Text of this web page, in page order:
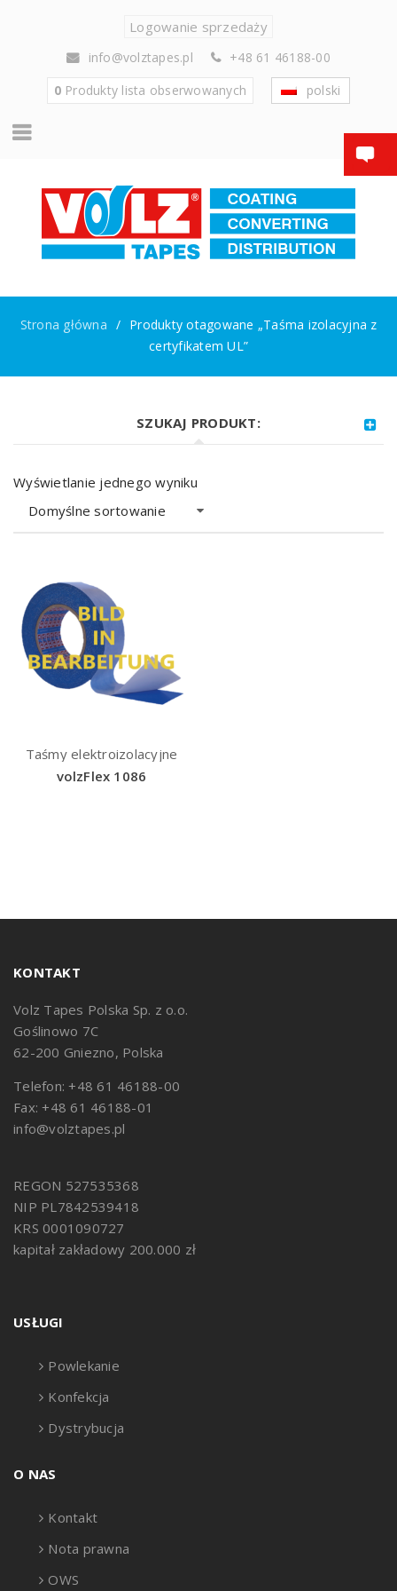
Logowanie sprzedaży
info@volztapes.pl
+48 61 46188-00
0Produkty lista obserwowanych polski
Strona główna / Produkty otagowane „Taśma izolacyjna z
certyfikatem UL”
SZUKAJ PRODUKT:
Wyświetlanie jednego wyniku
Domyślne sortowanie
Taśmy elektroizolacyjne
volzFlex 1086
KONTAKT
Volz Tapes Polska Sp. z o.o.
Goślinowo 7C
62-200 Gniezno, Polska
Telefon: +48 61 46188-00
Fax: +48 61 46188-01
info@volztapes.pl
REGON 527535368
NIP PL7842539418
KRS 0001090727
kapitał zakładowy 200.000 zł
USŁUGI
Powlekanie
Konfekcja
Dystrybucja
O NAS
Kontakt
Nota prawna
OWS